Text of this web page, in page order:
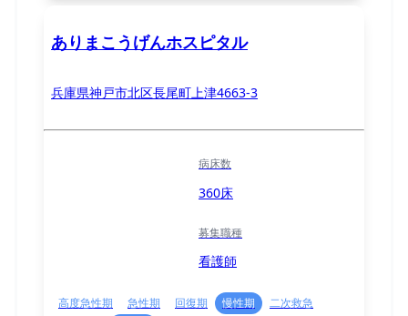
ありまこうげんホスピタル
兵庫県神戸市北区長尾町上津4663-3
病床数
360床
募集職種
看護師
高度急性期 急性期 回復期 慢性期
二次救急